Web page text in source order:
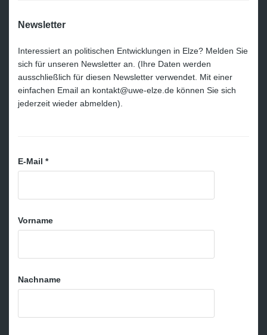
Newsletter
Interessiert an politischen Entwicklungen in Elze? Melden Sie
sich für unseren Newsletter an. (Ihre Daten werden
ausschließlich für diesen Newsletter verwendet. Mit einer
einfachen Email an kontakt@uwe-elze.de können Sie sich
jederzeit wieder abmelden).
E-Mail *
Vorname
Nachname